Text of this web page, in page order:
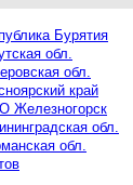
Бурятия
обл.
обл.
край
Железногорск
обл.
обл.